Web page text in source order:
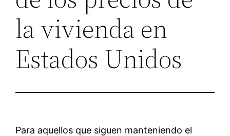
la vivienda en
Estados Unidos
Para aquellos que siguen manteniendo el